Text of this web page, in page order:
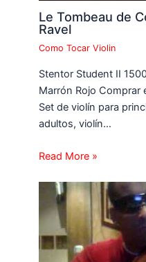
Le Tombeau de
Ravel
Como Tocar Violin
Stentor Student II
Marrón Rojo Comprar
Set de violín para
adultos, violín…
Read More »